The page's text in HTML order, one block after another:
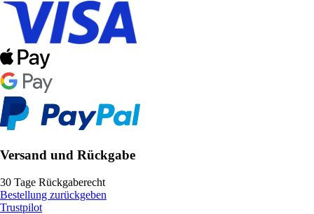
Versand und Rückgabe
30 Tage Rückgaberecht
Bestellung zurückgeben
Trustpilot